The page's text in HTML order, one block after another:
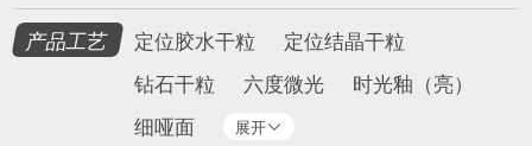
产品工艺 定位胶水干粒
定位结晶干粒
钻石干粒
六度微光
时光釉（亮）
细哑面
展开